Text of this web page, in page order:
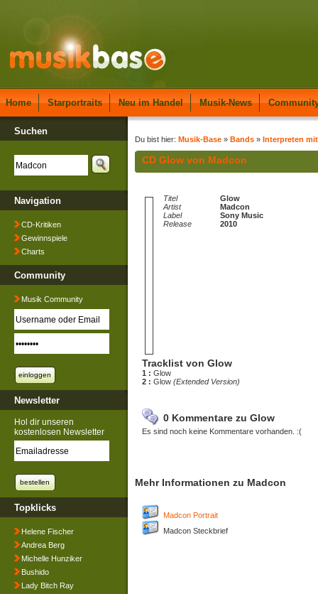
Home Starportraits Neu im Handel Musik-News
Suchen
Navigation
CD-Kritiken
Gewinnspiele
Charts
Community
Musik Community
Newsletter
Hol dir unseren
kostenlosen Newsletter
Topklicks
Helene Fischer
Andrea Berg
Michelle Hunziker
Bushido
Lady Bitch Ray
Du bist hier: Musik-Base » Bands » Interpreten
CD Glow von Madcon
Titel
Glow
Artist
Madcon
Label
Sony Music
Release
2010
Tracklist von Glow
1 : Glow
2 : Glow (Extended Version)
0 Kommentare zu Glow
Es sind noch keine Kommentare vorhanden. :(
Mehr Informationen zu Madcon
Madcon Portrait
Madcon Steckbrief